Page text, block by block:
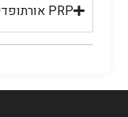
PRP אורתופדי